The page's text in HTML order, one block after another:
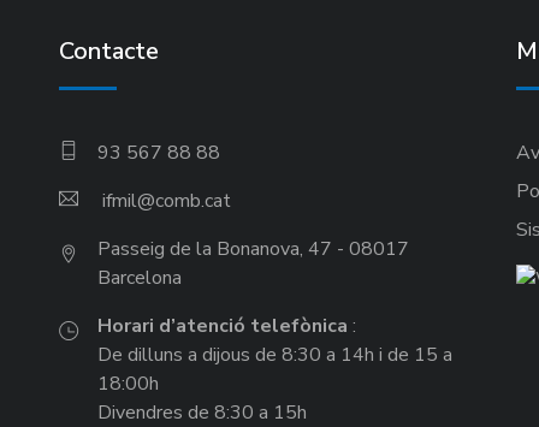
Contacte
93 567 88 88
ifmil
Passeig de la Bonanova, 47 - 08017
Barcelona
Horari d’atenció telefònica :
De dilluns a dijous de 8:30 a 14h i de 15 a
18:00h
Divendres de 8:30 a 15h